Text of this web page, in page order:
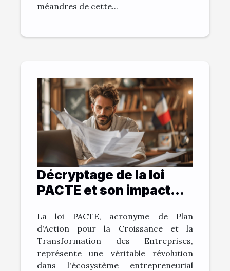
méandres de cette...
Décryptage de la loi
PACTE et son impact
françaises
La loi PACTE, acronyme de Plan
d'Action pour la Croissance et la
Transformation des Entreprises,
représente une véritable révolution
dans l'écosystème entrepreneurial